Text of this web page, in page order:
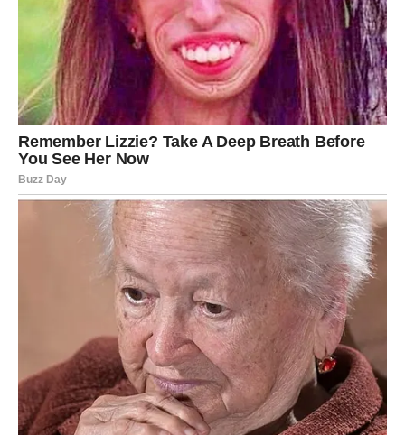
Prihvatite nagrade koje ste zaslužili.
Zvijezde vam otvaraju sva vrata
Pred vama su veoma pozitivni dani.
DJEVICA
Jedna briga ostaje iza vas.
Pred vama je mnogo mirniji i sretniji period nego što ste
imali priliku doživjeti u posljednje vrijeme.
Poruka zvijezda
Dozvolite sebi da odahnete.